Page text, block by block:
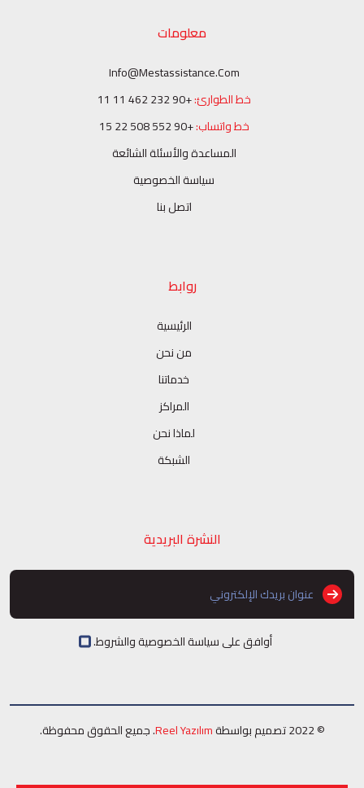
معلومات
Info@mestassistance.com
خط الطوارئ:+90 232 462 11 11
خط واتساب:+90 552 508 22 15
المساعدة والأسئلة الشائعة
سياسة الخصوصية
اتصل بنا
روابط
الرئيسية
من نحن
خدماتنا
المراكز
لماذا نحن
الشبكة
النشرة البريدية
أوافق على سياسة الخصوصية والشروط.
© 2022 تصميم بواسطة Reel Yazılım. جميع الحقوق محفوظة.